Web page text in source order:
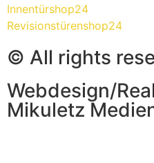
Innentürshop24
Revisionstürenshop24
© All rights
Webdesign/
Mikuletz